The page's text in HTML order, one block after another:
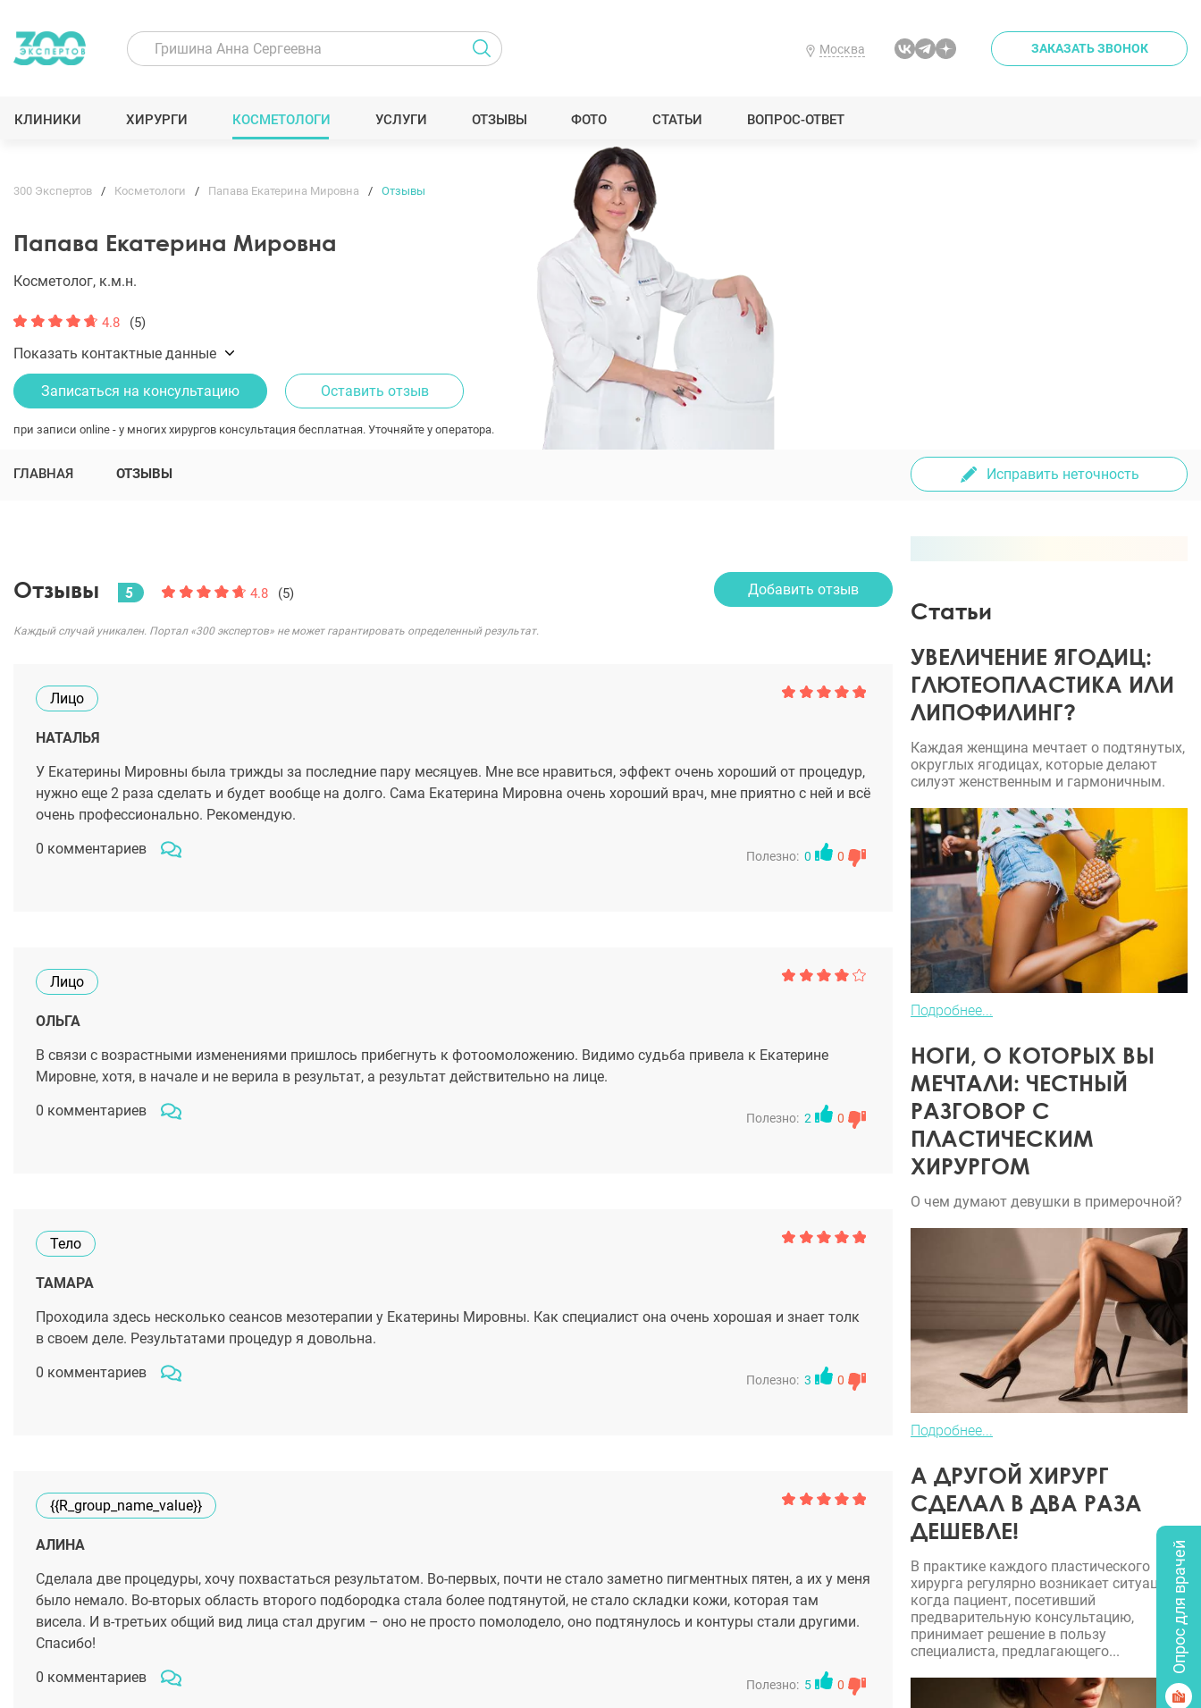
Москва ЗАКАЗАТЬ ЗВОНОК
КЛИНИКИ ХИРУРГИ КОСМЕТОЛОГИ УСЛУГИ ОТЗЫВЫ ФОТО СТАТЬИ ВОПРОС-ОТВЕТ
300 Экспертов Косметологи Папава Екатерина Мировна Отзывы
Папава Екатерина Мировна
Косметолог, к.м.н.
4.8 (5)
Показать контактные данные
Записаться на консультацию Оставить отзыв
при записи online - у многих хирургов консультация бесплатная. Уточняйте у оператора.
ГЛАВНАЯ ОТЗЫВЫ Исправить неточность
Отзывы 5 4.8 (5) Добавить отзыв
Каждый случай уникален. Портал «300 экспертов» не может гарантировать определенный результат.
Лицо
НАТАЛЬЯ
У Екатерины Мировны была трижды за последние пару месяцуев. Мне все нравиться, эффект очень хороший от процедур,
нужно еще 2 раза сделать и будет вообще на долго. Сама Екатерина Мировна очень хороший врач, мне приятно с ней и всё
очень профессионально. Рекомендую.
0 комментариев
Полезно: 0 0
Лицо
ОЛЬГА
В связи с возрастными изменениями пришлось прибегнуть к фотоомоложению. Видимо судьба привела к Екатерине
Мировне, хотя, в начале и не верила в результат, а результат действительно на лице.
0 комментариев
Полезно: 2 0
Тело
ТАМАРА
Проходила здесь несколько сеансов мезотерапии у Екатерины Мировны. Как специалист она очень хорошая и знает толк
в своем деле. Результатами процедур я довольна.
0 комментариев
Полезно: 3 0
{{r_group_name_value}}
АЛИНА
Сделала две процедуры, хочу похвастаться результатом. Во-первых, почти не стало заметно пигментных пятен, а их у меня
было немало. Во-вторых область второго подбородка стала более подтянутой, не стало складки кожи, которая там
висела. И в-третьих общий вид лица стал другим – оно не просто помолодело, оно подтянулось и контуры стали другими.
Спасибо!
0 комментариев
Полезно: 5 0
Статьи
УВЕЛИЧЕНИЕ ЯГОДИЦ:
ГЛЮТЕОПЛАСТИКА ИЛИ
ЛИПОФИЛИНГ?
Каждая женщина мечтает о подтянутых,
округлых ягодицах, которые делают
силуэт женственным и гармоничным.
Подробнее...
НОГИ, О КОТОРЫХ ВЫ
МЕЧТАЛИ: ЧЕСТНЫЙ
РАЗГОВОР С
ПЛАСТИЧЕСКИМ
ХИРУРГОМ
О чем думают девушки в примерочной?
Подробнее...
А ДРУГОЙ ХИРУРГ
СДЕЛАЛ В ДВА РАЗА
ДЕШЕВЛЕ!
В практике каждого пластического
хирурга регулярно возникает ситуация,
когда пациент, посетивший
предварительную консультацию,
принимает решение в пользу
специалиста, предлагающего...
Опрос для врачей